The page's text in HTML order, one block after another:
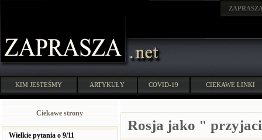
KIM JESTEŚMY ARTYKUŁY COVID-19 CIEKAWE LINKI
Ciekawe strony
Wielkie pytania o 9/11
Rosja jako "